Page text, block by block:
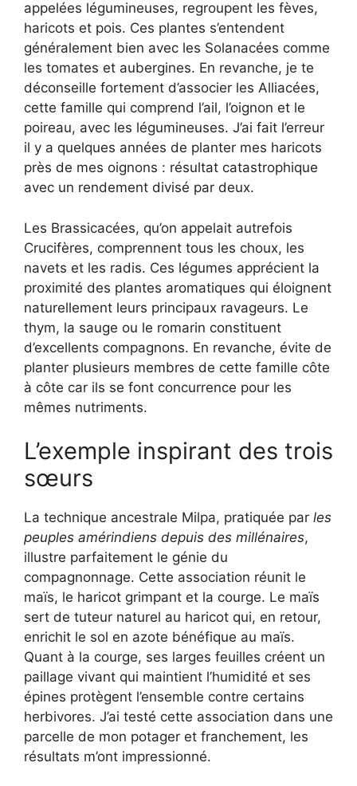
appelées légumineuses, regroupent les fèves,
haricots et pois. Ces plantes s’entendent
généralement bien avec les Solanacées comme
les tomates et aubergines. En revanche, je te
déconseille fortement d’associer les Alliacées,
cette famille qui comprend l’ail, l’oignon et le
poireau, avec les légumineuses. J’ai fait l’erreur
il y a quelques années de planter mes haricots
près de mes oignons : résultat catastrophique
avec un rendement divisé par deux.
Les Brassicacées, qu’on appelait autrefois
Crucifères, comprennent tous les choux, les
navets et les radis. Ces légumes apprécient la
proximité des plantes aromatiques qui éloignent
naturellement leurs principaux ravageurs. Le
thym, la sauge ou le romarin constituent
d’excellents compagnons. En revanche, évite de
planter plusieurs membres de cette famille côte
à côte car ils se font concurrence pour les
mêmes nutriments.
L’exemple inspirant des trois
sœurs
La technique ancestrale Milpa, pratiquée par les
peuples amérindiens depuis des millénaires,
illustre parfaitement le génie du
compagnonnage. Cette association réunit le
maïs, le haricot grimpant et la courge. Le maïs
sert de tuteur naturel au haricot qui, en retour,
enrichit le sol en azote bénéfique au maïs.
Quant à la courge, ses larges feuilles créent un
paillage vivant qui maintient l’humidité et ses
épines protègent l’ensemble contre certains
herbivores. J’ai testé cette association dans une
parcelle de mon potager et franchement, les
résultats m’ont impressionné.